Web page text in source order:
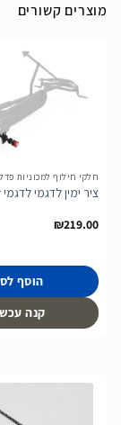
מוצרים קשורים
חלקי חילוף למכוניות
ציר ימין לדגמי לדגמי XL B.Super
₪219.00
הוסף
קנה